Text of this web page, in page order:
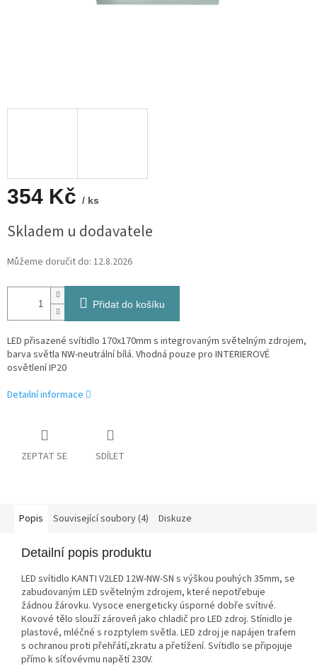
354 Kč / ks
cena:
Skladem u dodavatele
Můžeme doručit do: 12.8.2026
Přidat do košíku
LED přisazené svítidlo 170x170mm s integrovaným světelným zdrojem,
barva světla NW-neutrální bílá. Vhodná pouze pro INTERIEROVÉ
osvětlení IP20
Detailní informace
ZEPTAT SE SDÍLET
Popis Související soubory (4) Diskuze
Detailní popis produktu
LED svítidlo KANTI V2LED 12W-NW-SN s výškou pouhých 35mm, se
zabudovaným LED světelným zdrojem, které nepotřebuje
žádnou žárovku. Vysoce energeticky úsporné dobře svítivé.
Kovové tělo slouží zároveň jako chladič pro LED zdroj. Stínidlo je
plastové, mléčné s rozptylem světla. LED zdroj je napájen trafem
s ochranou proti přehřátí,zkratu a přetížení. Svítidlo se připojuje
přímo k síťovévmu napětí 230V.